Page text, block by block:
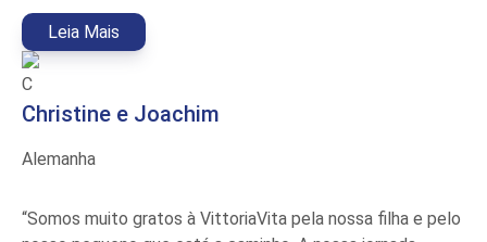
Leia Mais
C
Christine e Joachim
Alemanha
“Somos muito gratos à VittoriaVita pela nossa filha e pelo